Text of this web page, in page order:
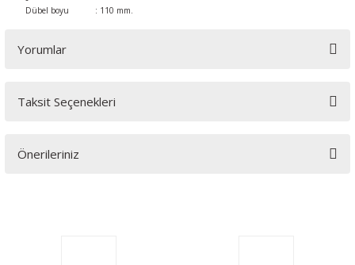
Dübel boyu : 110 mm.
Yorumlar
Taksit Seçenekleri
Önerileriniz